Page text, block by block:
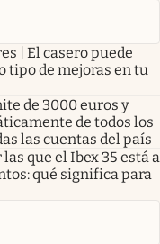
| El casero puede
tipo de mejoras en tu
de 3000 euros y
de todos los
las cuentas del país
que el Ibex 35 está a
qué significa para